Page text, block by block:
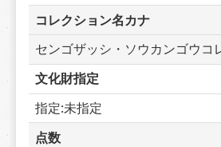
コレクション名カナ
センゴザッシ・ソウカンゴウコ
文化財指定
指定:未指定
点数